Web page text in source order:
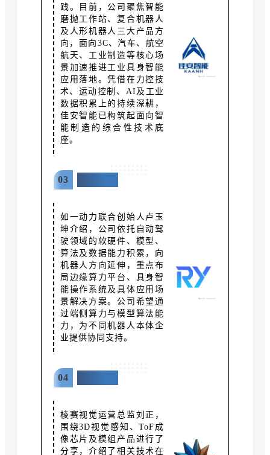
践。目前，公司聚焦智能
磨抛工作站、复合机器人
及人形机器人三大产品方
向，面向3C、汽车、航空
航天、工业制造等核心场
景加速推进工业具身智能
应用落地。凭借在力控技
术、运动控制、AI及工业
数据积累上的持续深耕，
佳安智能已构筑起面向智
能制造的综合性技术底
座。
03
如一动力联合创始人卢玉
坤介绍，公司依托自动驾
驶领域的软硬件、模型、
算法及数据能力积累，向
机器人方向延伸，重点布
局边缘算力平台、具身智
能操作系统及具体应用场
景解决方案。公司希望通
过端侧算力与模型算法能
力，为不同机器人本体企
业提供协同支持。
04
棱赛视觉运营总监刘正，
围绕3D视觉感知、ToF成
像芯片及模组产品进行了
分享，介绍了相关技术在